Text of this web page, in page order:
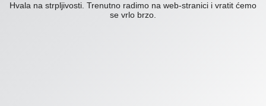
Hvala na strpljivosti. Trenutno radimo na web-stranici i vratit ćemo
se vrlo brzo.